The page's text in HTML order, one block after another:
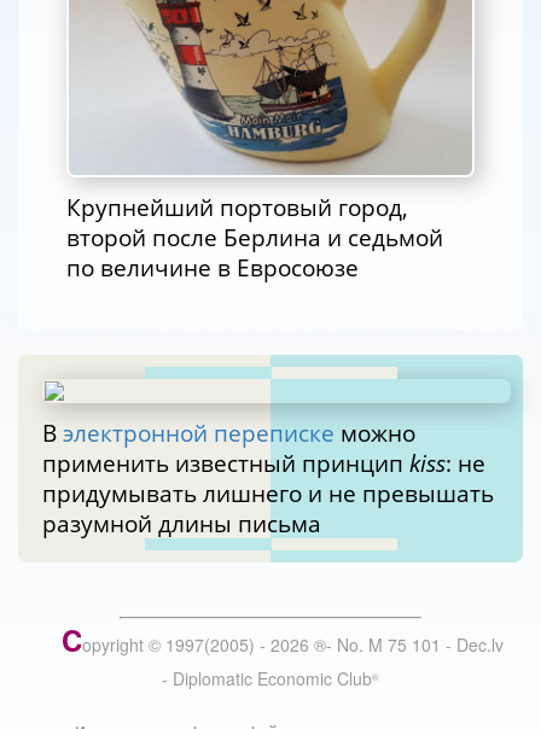
Крупнейший портовый город,
второй после Берлина и седьмой
по величине в Евросоюзе
В электронной переписке можно
применить известный принцип kiss: не
придумывать лишнего и не превышать
разумной длины письма
Copyright © 1997(2005) - 2026 ®- No. M 75 101 - Dec.lv
- Diplomatic Economic Club®